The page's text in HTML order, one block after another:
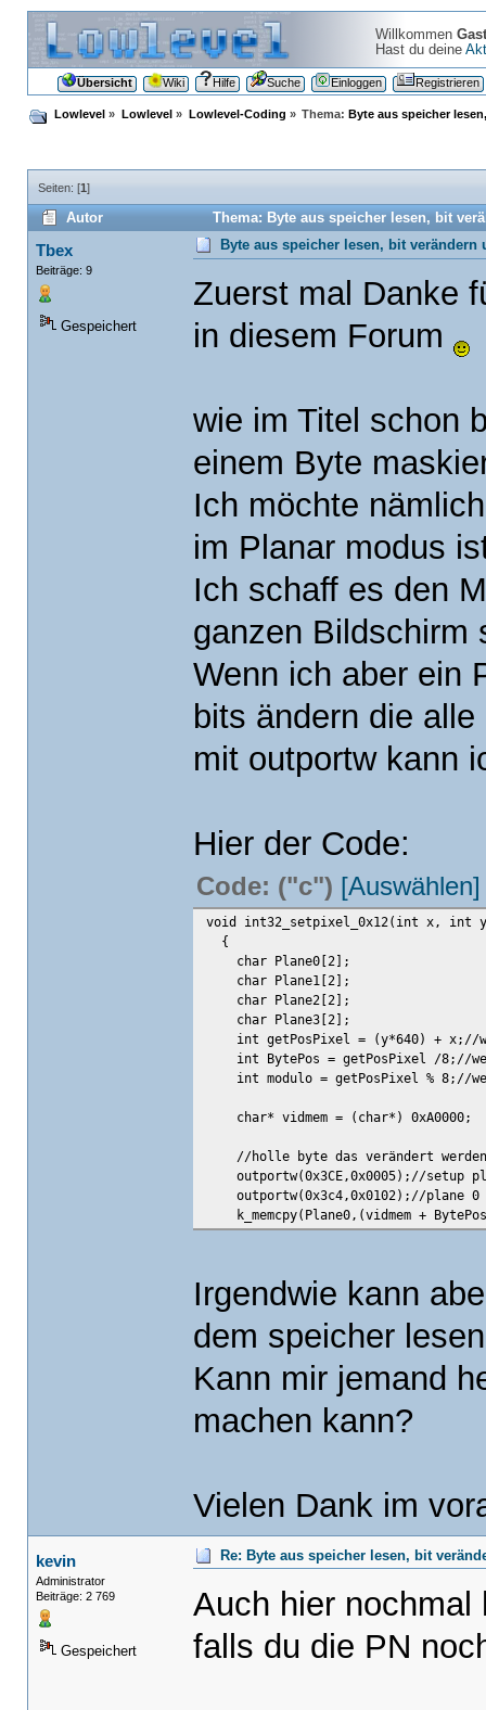
Willkommen Gast
Hast du deine
Übersicht Wiki Hilfe Suche Einloggen Registrieren
Lowlevel » Lowlevel » Lowlevel-Coding » Thema: Byte aus speicher
Seiten: [1]
Autor Thema: Byte aus speicher lesen, bit
Tbex
Beiträge: 9
Gespeichert
Byte aus speicher lesen, bit
Zuerst mal Danke
in diesem Forum
wie im Titel schon
einem Byte
Ich möchte
im Planar modus
Ich schaff es den
ganzen Bildschirm
Wenn ich aber ein
bits ändern die
mit outportw kann
Hier der Code:
Code: ("c") [Auswählen]
void int32_setpixel_0x12(int x, int
{
char Plane0[2];
char Plane1[2];
char Plane2[2];
char Plane3[2];
int getPosPixel = (y*640) + x;//
int BytePos = getPosPixel /8;//
int modulo = getPosPixel % 8;//
char* vidmem = (char*) 0xA0000;
//holle byte das verändert werden
outportw(0x3CE,0x0005);//setup
outportw(0x3c4,0x0102);//plane 0
k_memcpy(Plane0,(vidmem +
outportw(0x3c4,0x0202);//plane 1
k_memcpy(Plane2,(vidmem +
outportw(0x3c4,0x0802);//plane 3
k_memcpy(Plane3,(vidmem +
outportw(0x3c4,0x0F02);//restore
//ändere bits
switch(modulo)
{
if((farbe & 0x1) ==
else{Plane0[0] &= 0x7F;}//
if((farbe & 0x2) ==
else{Plane1[0] &=
if((farbe & 0x4) ==
Irgendwie kann
dem speicher
Kann mir jemand
machen kann?
Vielen Dank im
kevin
Administrator
Beiträge: 2 769
Gespeichert
Re: Byte aus speicher lesen, bit
Auch hier nochmal
falls du die PN